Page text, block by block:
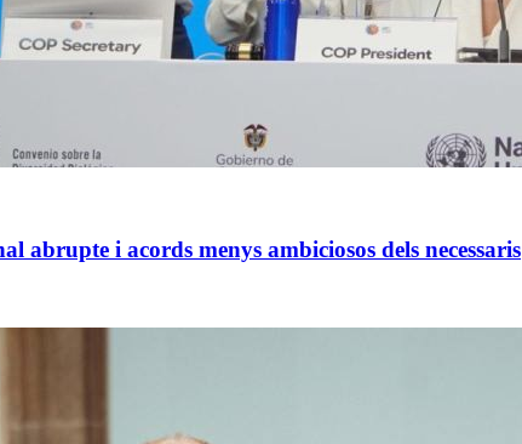
abrupte i acords menys ambiciosos dels necessaris